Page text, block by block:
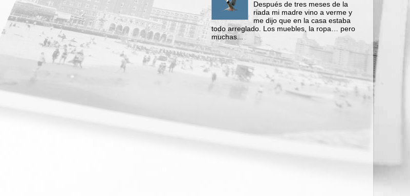
Después de tres meses de la
riada mi madre vino a verme y
me dijo que en la casa estaba
todo arreglado. Los muebles, la ropa… pero
muchas...